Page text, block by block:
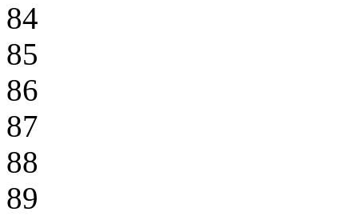
84
85
86
87
88
89